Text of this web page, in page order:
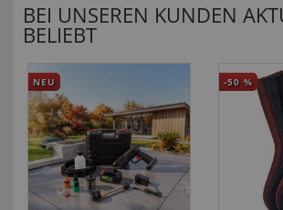
BEI UNSEREN KUNDEN
BELIEBT
NEU -50 %